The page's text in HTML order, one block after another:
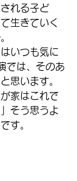
れる子ど
生きていく
いつも気に
では、そのあ
思います。
家はこれで
そう思うよ
す。